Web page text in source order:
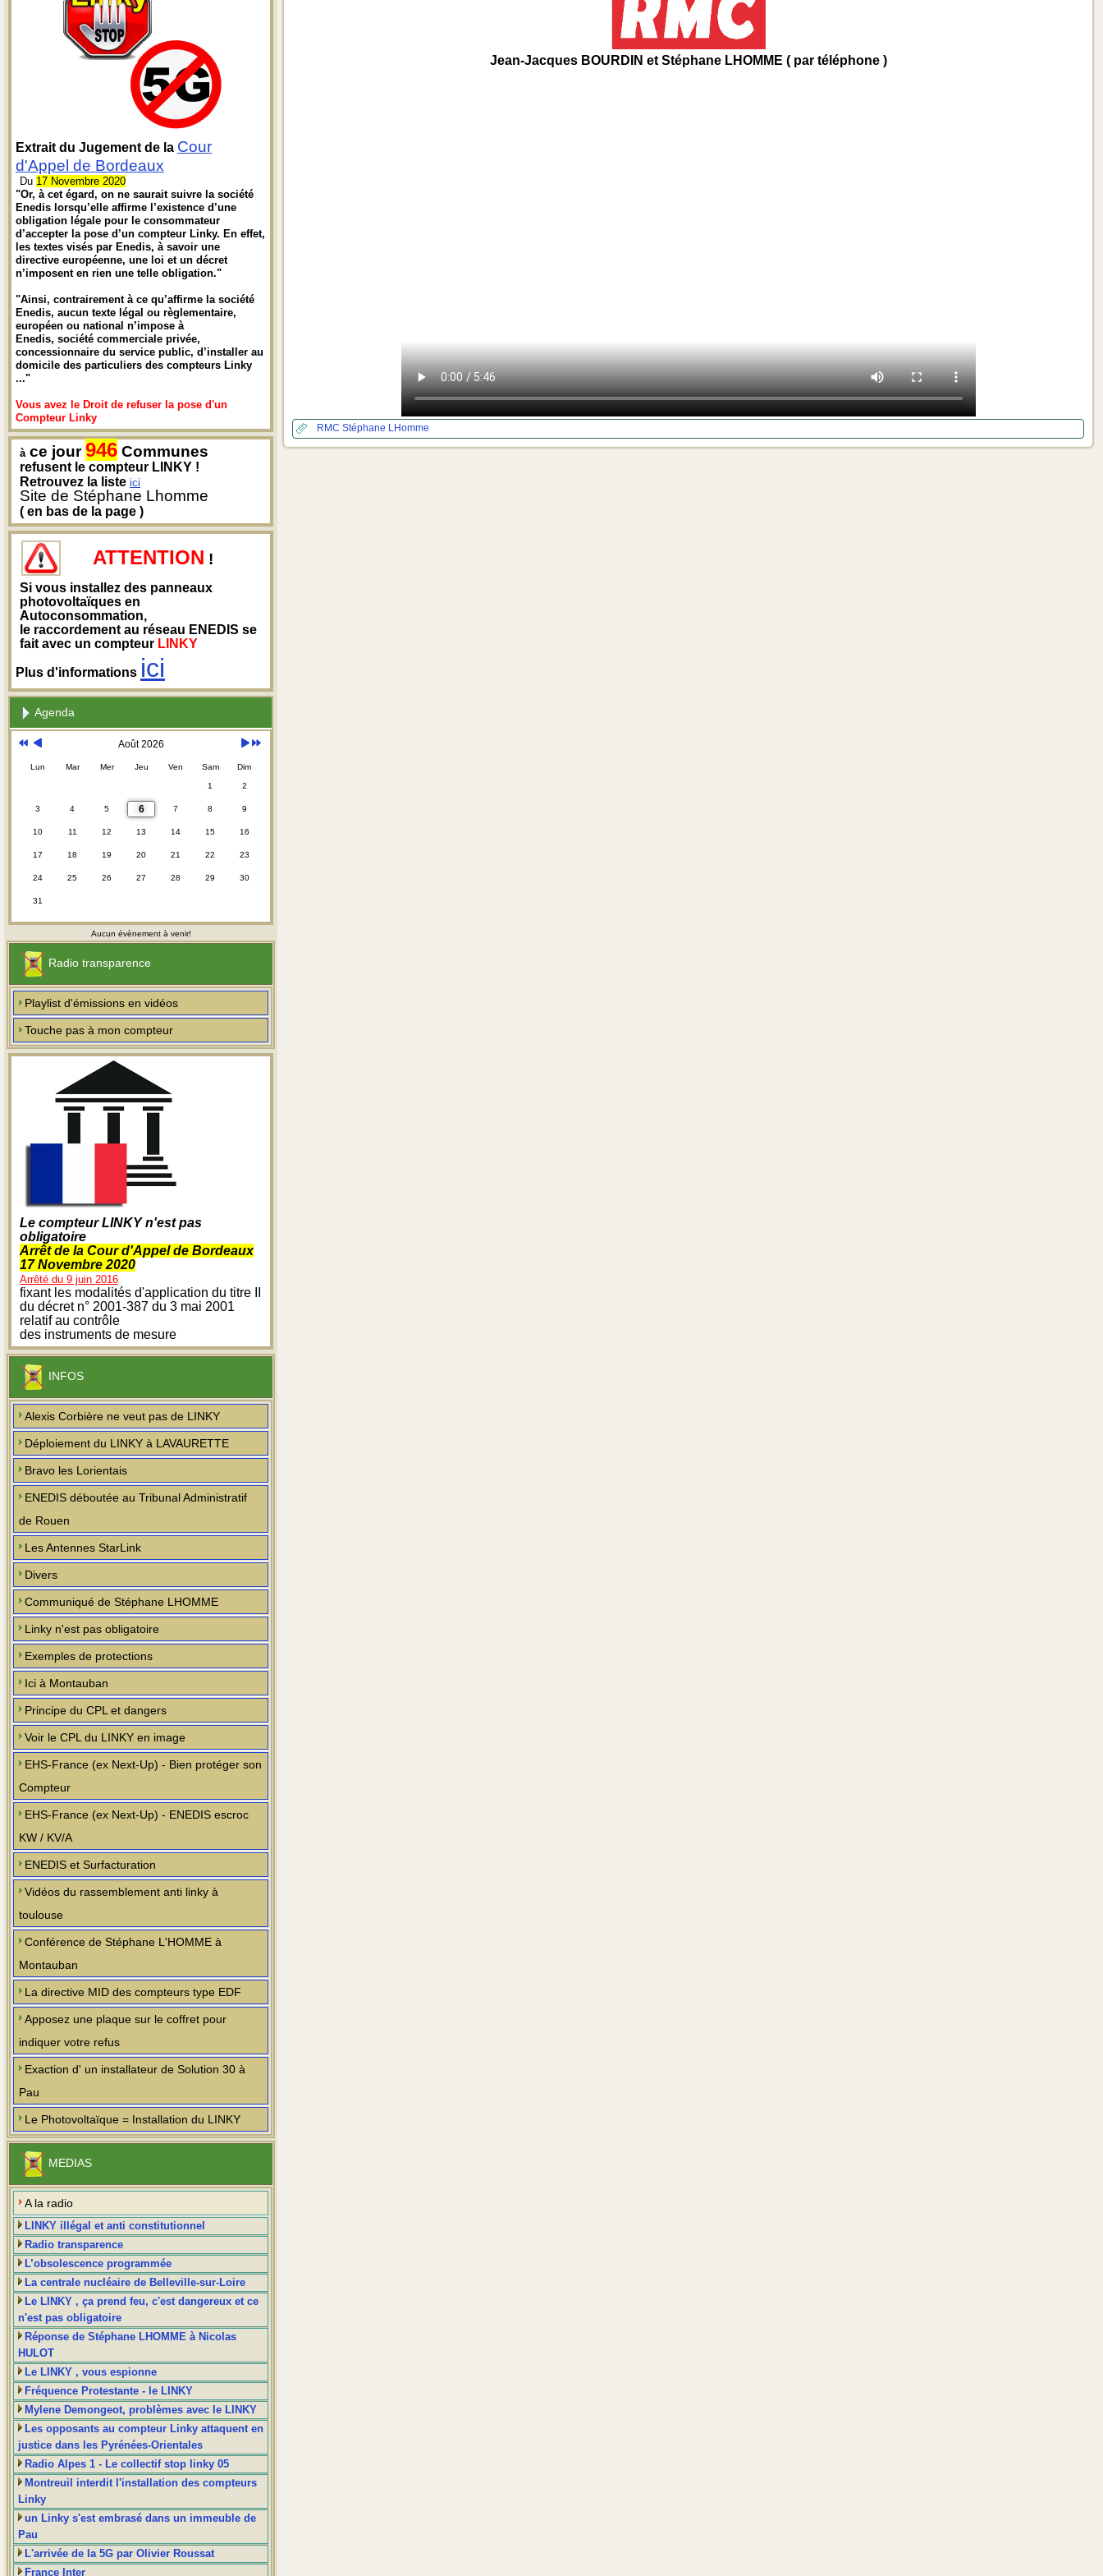
Extrait du Jugement de la Cour
d'Appel de Bordeaux
Du 17 Novembre 2020
"Or, à cet égard, on ne saurait suivre la société
Enedis lorsqu’elle affirme l’existence d’une
obligation légale pour le consommateur
d’accepter la pose d’un compteur Linky. En effet,
les textes visés par Enedis, à savoir une
directive européenne, une loi et un décret
n’imposent en rien une telle obligation."
"Ainsi, contrairement à ce qu’affirme la société
Enedis, aucun texte légal ou règlementaire,
européen ou national n’impose à
Enedis, société commerciale privée,
concessionnaire du service public, d’installer au
domicile des particuliers des compteurs Linky
..."
Vous avez le Droit de refuser la pose d'un
Compteur Linky
à ce jour946 Communes
refusent le compteur LINKY !
Retrouvez la liste ici
Site de Stéphane Lhomme
( en bas de la page )
ATTENTION !
Si vous installez des panneaux
photovoltaïques en
Autoconsommation,
le raccordement au réseau ENEDIS se
fait avec un compteur LINKY
Plus d'informations ici
Agenda
Août 2026
Lun Mar Mer Jeu Ven Sam Dim
1 2
3 4 5 6 7 8 9
10 11 12 13 14 15 16
17 18 19 20 21 22 23
24 25 26 27 28 29 30
31
Aucun évènement à venir!
Radio transparence
Playlist d'émissions en vidéos
Touche pas à mon compteur
Le compteur LINKY n'est pas
obligatoire
Arrêt de la Cour d'Appel de Bordeaux
17 Novembre 2020
Arrêté du 9 juin 2016
fixant les modalités d'application du titre II
du décret n° 2001-387 du 3 mai 2001
relatif au contrôle
des instruments de mesure
INFOS
Alexis Corbière ne veut pas de LINKY
Déploiement du LINKY à LAVAURETTE
Bravo les Lorientais
ENEDIS déboutée au Tribunal Administratif
de Rouen
Les Antennes StarLink
Divers
Communiqué de Stéphane LHOMME
Linky n'est pas obligatoire
Exemples de protections
Ici à Montauban
Principe du CPL et dangers
Voir le CPL du LINKY en image
EHS-France (ex Next-Up) - Bien protéger son
Compteur
EHS-France (ex Next-Up) - ENEDIS escroc
KW / KV/A
ENEDIS et Surfacturation
Vidéos du rassemblement anti linky à
toulouse
Conférence de Stéphane L'HOMME à
Montauban
La directive MID des compteurs type EDF
Apposez une plaque sur le coffret pour
indiquer votre refus
Exaction d' un installateur de Solution 30 à
Pau
Le Photovoltaïque = Installation du LINKY
MEDIAS
A la radio
LINKY illégal et anti constitutionnel
Radio transparence
L’obsolescence programmée
La centrale nucléaire de Belleville-sur-Loire
Le LINKY , ça prend feu, c'est dangereux et ce
n'est pas obligatoire
Réponse de Stéphane LHOMME à Nicolas
HULOT
Le LINKY , vous espionne
Fréquence Protestante - le LINKY
Mylene Demongeot, problèmes avec le LINKY
Les opposants au compteur Linky attaquent en
justice dans les Pyrénées-Orientales
Radio Alpes 1 - Le collectif stop linky 05
Montreuil interdit l'installation des compteurs
Linky
un Linky s'est embrasé dans un immeuble de
Pau
L'arrivée de la 5G par Olivier Roussat
France Inter
Jean-Jacques BOURDIN et Stéphane LHOMME ( par téléphone )
RMC Stéphane LHomme